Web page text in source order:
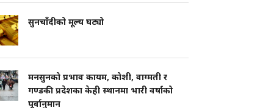
सुनचाँदीको मूल्य घट्यो
मनसुनको प्रभाव कायम, कोशी, वाग्मती र
गण्डकी प्रदेशका केही स्थानमा भारी वर्षाको
पूर्वानुमान